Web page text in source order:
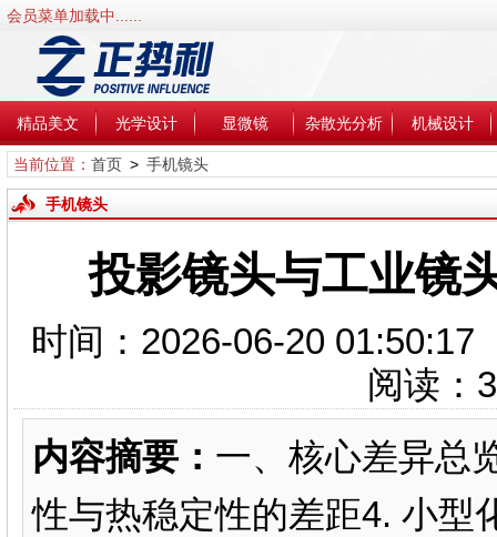
会员菜单加载中......
精品美文 光学设计 显微镜 杂散光分析 机械设计
当前位置： 首页> 手机镜头
手机镜头
投影镜头与工业镜
时间：2026-06-20
阅读：
内容摘要： 一、核心差异总
性与热稳定性的差距4. 小型